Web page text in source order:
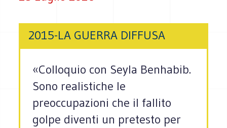
2015-LA GUERRA DIFFUSA
«Colloquio con Seyla Benhabib.
Sono realistiche le
preoccupazioni che il fallito
golpe diventi un pretesto per